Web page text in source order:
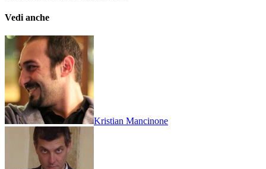
Vedi anche
Kristian Mancinone